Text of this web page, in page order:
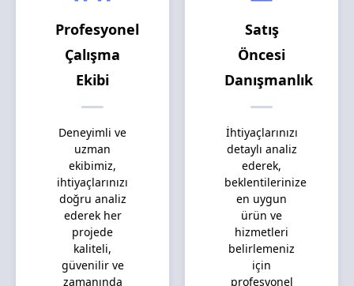
Profesyonel
Çalışma
Ekibi
Deneyimli ve
uzman
ekibimiz,
ihtiyaçlarınızı
doğru analiz
ederek her
projede
kaliteli,
güvenilir ve
zamanında
Satış
Öncesi
Danışmanlık
İhtiyaçlarınızı
detaylı analiz
ederek,
beklentilerinize
en uygun
ürün ve
hizmetleri
belirlemeniz
için
profesyonel